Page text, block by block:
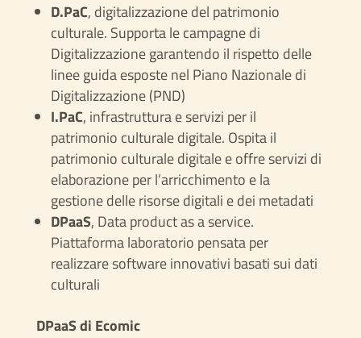
D.PaC, digitalizzazione del patrimonio
culturale. Supporta le campagne di
Digitalizzazione garantendo il rispetto delle
linee guida esposte nel Piano Nazionale di
Digitalizzazione (PND)
I.PaC, infrastruttura e servizi per il
patrimonio culturale digitale. Ospita il
patrimonio culturale digitale e offre servizi di
elaborazione per l’arricchimento e la
gestione delle risorse digitali e dei metadati
DPaaS, Data product as a service.
Piattaforma laboratorio pensata per
realizzare software innovativi basati sui dati
culturali
DPaaS di Ecomic